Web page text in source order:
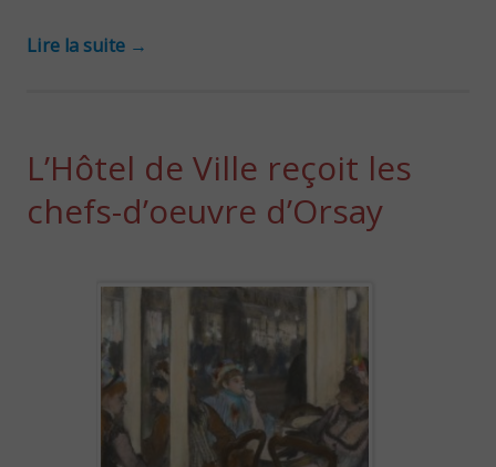
Lire la suite →
L’Hôtel de Ville reçoit les
chefs-d’oeuvre d’Orsay